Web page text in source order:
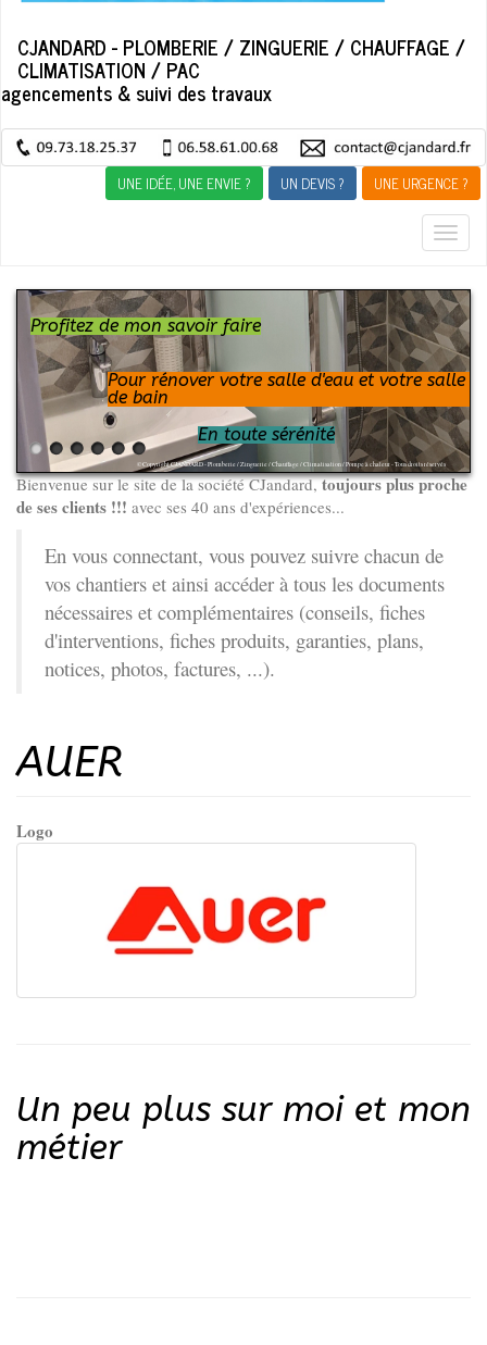
CJANDARD - PLOMBERIE / ZINGUERIE / CHAUFFAGE /
CLIMATISATION / PAC
agencements & suivi des travaux
UNE IDÉE, UNE ENVIE ? UN DEVIS ? UNE URGENCE ?
© Copyright CJANDARD - Plomberie / Zinguerie / Chauffage / Climatisation / Pompe à chaleur - Tous droits réservés
Profitez de mon savoir faire
Pour rénover votre salle d'eau et votre salle
de bain
En toute sérénité
Bienvenue sur le site de la société CJandard,toujours plus proche
de ses clients !!! avec ses 40 ans d'expériences...
En vous connectant, vous pouvez suivre chacun de
vos chantiers et ainsi accéder à tous les documents
nécessaires et complémentaires (conseils, fiches
d'interventions, fiches produits, garanties, plans,
notices, photos, factures, ...).
AUER
Logo
Un peu plus sur moi et mon
métier